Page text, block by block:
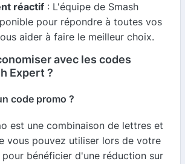
réactif : L'équipe de Smash
pour répondre à toutes vos
aider à faire le meilleur choix.
avec les codes
Expert ?
code promo ?
est une combinaison de lettres et
vous pouvez utiliser lors de votre
bénéficier d'une réduction sur